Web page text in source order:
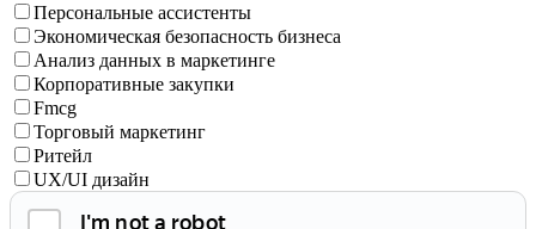
Персональные ассистенты
Экономическая безопасность бизнеса
Анализ данных в маркетинге
Корпоративные закупки
Fmcg
Торговый маркетинг
Ритейл
UX/UI дизайн